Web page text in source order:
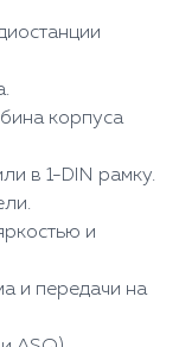
корпуса
в 1-DIN рамку.
и
и передачи на